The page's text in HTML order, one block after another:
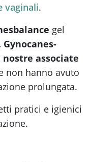
vaginali.
gel
associate
non hanno avuto
prolungata.
pratici e igienici